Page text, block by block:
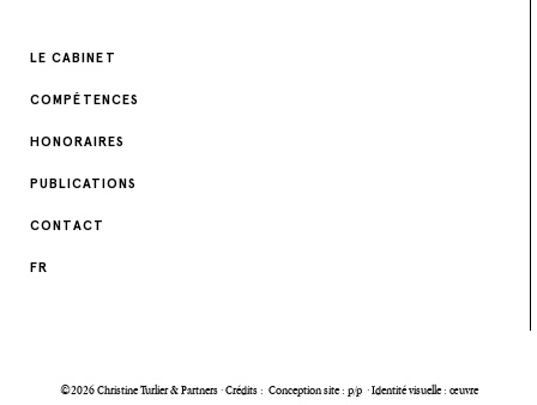
LE CABINET
COMPÉTENCES
HONORAIRES
PUBLICATIONS
CONTACT
FR
©2026 Christine Turlier & Partners · Crédits : Conception site : p/p ·Identité visuelle : œuvre